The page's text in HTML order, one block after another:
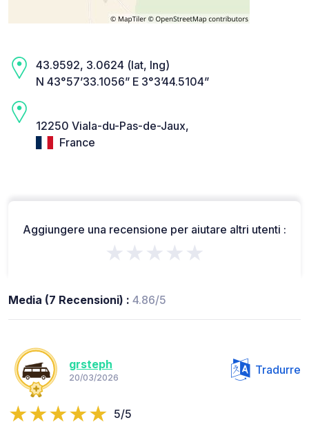
43.9592, 3.0624 (lat, lng)
N 43°57’33.1056” E 3°3’44.5104”
12250 Viala-du-Pas-de-Jaux,
France
Aggiungere una recensione per aiutare altri utenti :
★★★★★
Media (7 Recensioni) : 4.86/5
grsteph
20/03/2026
Tradurre
5/5